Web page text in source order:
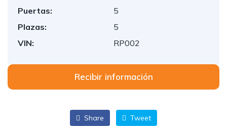
Puertas:
5
Plazas:
5
VIN:
RP002
Recibir información
Share Tweet